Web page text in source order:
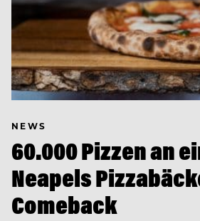
NEWS
60.000 Pizzen an
Neapels
Comeback